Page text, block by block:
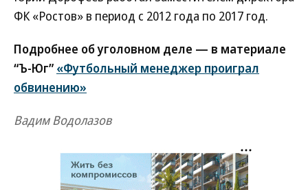
ФК «Ростов» в период с 2012 года по 2017 год.
Подробнее об уголовном деле — в материале
“Ъ-Юг” «Футбольный менеджер проиграл
обвинению»
Вадим Водолазов